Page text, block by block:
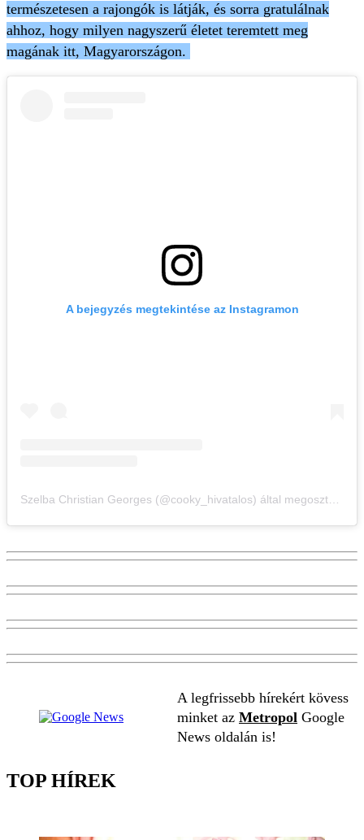
természetesen a rajongók is látják, és sorra gratulálnak
ahhoz, hogy milyen nagyszerű életet teremtett meg
magának itt, Magyarországon.
A bejegyzés megtekintése az Instagramon
Szelba Christian Georges (@cooky_hivatalos) által megosztott bejegyzés
A legfrissebb hírekért kövess
minket az Metropol Google
News oldalán is!
TOP HÍREK